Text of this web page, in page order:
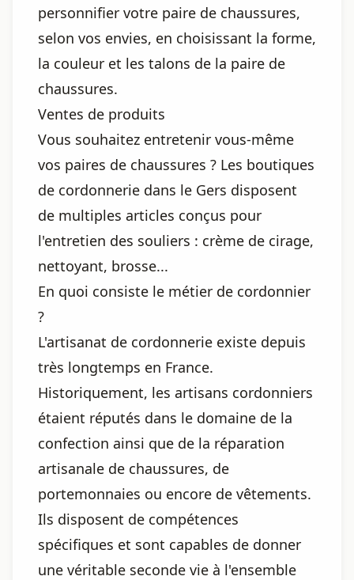
personnifier votre paire de chaussures,
selon vos envies, en choisissant la forme,
la couleur et les talons de la paire de
chaussures.
Ventes de produits
Vous souhaitez entretenir vous-même
vos paires de chaussures ? Les boutiques
de cordonnerie dans le Gers disposent
de multiples articles conçus pour
l'entretien des souliers : crème de cirage,
nettoyant, brosse...
En quoi consiste le métier de cordonnier
?
L'artisanat de cordonnerie existe depuis
très longtemps en France.
Historiquement, les artisans cordonniers
étaient réputés dans le domaine de la
confection ainsi que de la réparation
artisanale de chaussures, de
portemonnaies ou encore de vêtements.
Ils disposent de compétences
spécifiques et sont capables de donner
une véritable seconde vie à l'ensemble